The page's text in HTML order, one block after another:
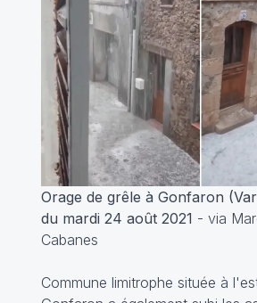
Orage de grêle à Gonfaron
du mardi 24 août 2021 - via
Cabanes
Commune limitrophe située à